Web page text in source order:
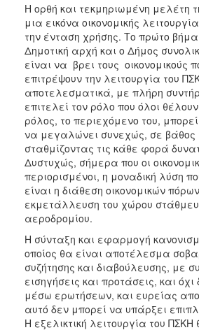
Η ορθή και τεκμηριωμένη μελέτη
μια εικόνα οικονομικής
την ένταση χρήσης. Το πρώτο
Δημοτική αρχή και ο Δήμος
είναι να βρει τους οικονομικούς
επιτρέψουν την λειτουργία του
αποτελεσματικά, με πλήρη
επιτελεί τον ρόλο που όλοι
ρόλος, το περιεχόμενο του, μπορεί
να μεγαλώνει συνεχώς, σε βάθος
σταθμίζοντας τις κάθε φορά
Δυστυχώς, σήμερα που οι
περιορισμένοι, η μοναδική λύση
είναι η διάθεση οικονομικών
εκμετάλλευση του χώρου
αεροδρομίου.
Η σύνταξη και εφαρμογή
οποίος θα είναι αποτέλεσμα
συζήτησης και διαβούλευσης, με
εισηγήσεις και προτάσεις, και
μέσω ερωτήσεων, και ευρείας
αυτό δεν μπορεί να υπάρξει
Η εξελικτική λειτουργία του